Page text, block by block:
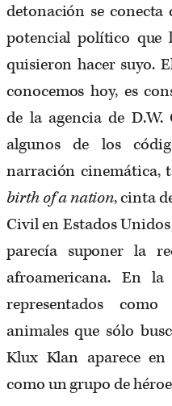
detonación se
potencial político que
quisieron hacer suyo.
conocemos hoy, es
de la agencia de
algunos de los
narración cinemática,
birth of a nation, cinta
Civil en Estados
parecía suponer la
afroamericana. En
representados
animales que sólo
Klux Klan aparece
como un grupo de